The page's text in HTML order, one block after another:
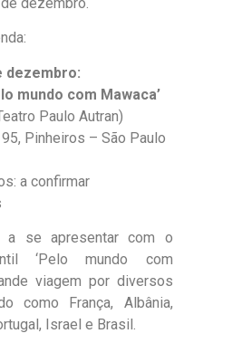
dezembro:
mundo com Mawaca’
Paulo Autran)
Pinheiros – São Paulo
a confirmar
a se apresentar com o
‘Pelo mundo com
viagem por diversos
como França, Albânia,
Israel e Brasil.